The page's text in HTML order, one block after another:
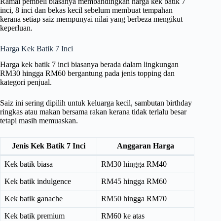
inci, 8 inci dan bekas kecil sebelum membuat tempahan
kerana setiap saiz mempunyai nilai yang berbeza mengikut
keperluan.
Harga Kek Batik 7 Inci
Harga kek batik 7 inci biasanya berada dalam lingkungan
RM30 hingga RM60 bergantung pada jenis topping dan
kategori penjual.
Saiz ini sering dipilih untuk keluarga kecil, sambutan birthday
ringkas atau makan bersama rakan kerana tidak terlalu besar
tetapi masih memuaskan.
Jenis Kek Batik 7 Inci Anggaran Harga
Kek batik biasa RM30 hingga RM40
Kek batik indulgence RM45 hingga RM60
Kek batik ganache RM50 hingga RM70
Kek batik premium RM60 ke atas